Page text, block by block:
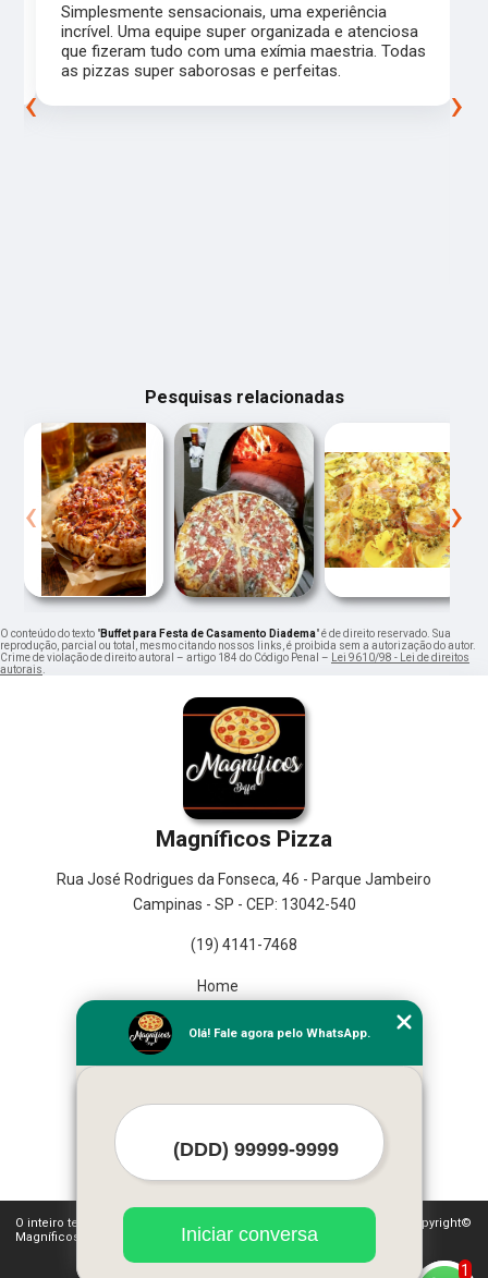
Simplesmente sensacionais, uma experiência
incrível. Uma equipe super organizada e atenciosa
que fizeram tudo com uma exímia maestria. Todas
as pizzas super saborosas e perfeitas.
‹ ›
Pesquisas relacionadas
‹ ›
O conteúdo do texto "Buffet para Festa de Casamento Diadema" é de direito reservado. Sua
reprodução, parcial ou total, mesmo citando nossos links, é proibida sem a autorização do autor.
Crime de violação de direito autoral – artigo 184 do Código Penal –
Lei 9610/98 - Lei de direitos
autorais
Magníficos Pizza
Rua José Rodrigues da Fonseca, 46 - Parque Jambeiro
Campinas - SP - CEP: 13042-540
(19) 4141-7468
Home
Missão
O inteiro teor deste site está sujeito à proteção de direitos autorais. Copyright©
Magníficos Pizza (Lei 9610 de 19/02/1998)
1
Olá! Fale agora pelo WhatsApp.
Iniciar conversa